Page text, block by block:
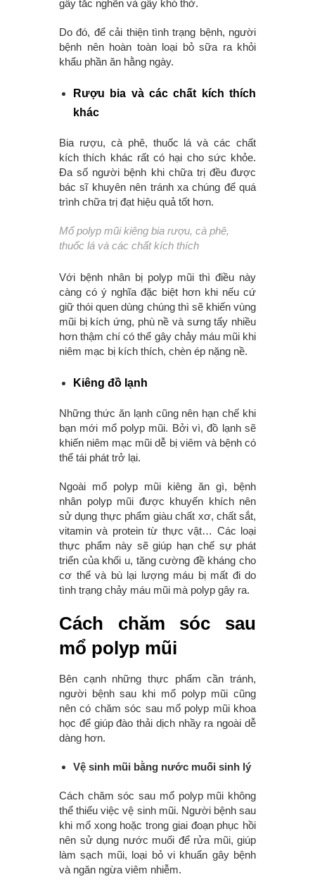
gây tắc nghẽn và gây khó thở.
Do đó, để cải thiện tình trạng bệnh, người
bệnh nên hoàn toàn loại bỏ sữa ra khỏi
khẩu phần ăn hằng ngày.
Rượu bia và các chất kích thích
khác
Bia rượu, cà phê, thuốc lá và các chất
kích thích khác rất có hại cho sức khỏe.
Đa số người bệnh khi chữa trị đều được
bác sĩ khuyên nên tránh xa chúng để quá
trình chữa trị đạt hiệu quả tốt hơn.
Mổ polyp mũi kiêng bia rượu, cà phê,
thuốc lá và các chất kích thích
Với bệnh nhân bị polyp mũi thì điều này
càng có ý nghĩa đặc biệt hơn khi nếu cứ
giữ thói quen dùng chúng thì sẽ khiến vùng
mũi bị kích ứng, phù nề và sưng tấy nhiều
hơn thậm chí có thể gây chảy máu mũi khi
niêm mạc bị kích thích, chèn ép nặng nề.
Kiêng đồ lạnh
Những thức ăn lạnh cũng nên hạn chế khi
bạn mới mổ polyp mũi. Bởi vì, đồ lạnh sẽ
khiến niêm mạc mũi dễ bị viêm và bệnh có
thể tái phát trở lại.
Ngoài mổ polyp mũi kiêng ăn gì, bệnh
nhân polyp mũi được khuyến khích nên
sử dụng thực phẩm giàu chất xơ, chất sắt,
vitamin và protein từ thực vật… Các loại
thực phẩm này sẽ giúp hạn chế sự phát
triển của khối u, tăng cường đề kháng cho
cơ thể và bù lại lượng máu bị mất đi do
tình trạng chảy máu mũi mà polyp gây ra.
Cách chăm sóc sau
mổ polyp mũi
Bên cạnh những thực phẩm cần tránh,
người bệnh sau khi mổ polyp mũi cũng
nên có chăm sóc sau mổ polyp mũi khoa
học để giúp đào thải dịch nhầy ra ngoài dễ
dàng hơn.
Vệ sinh mũi bằng nước muối sinh lý
Cách chăm sóc sau mổ polyp mũi không
thể thiếu việc vệ sinh mũi. Người bệnh sau
khi mổ xong hoặc trong giai đoạn phục hồi
nên sử dụng nước muối để rửa mũi, giúp
làm sạch mũi, loại bỏ vi khuẩn gây bệnh
và ngăn ngừa viêm nhiễm.